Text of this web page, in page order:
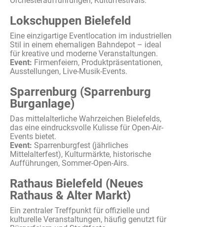
Lokschuppen Bielefeld
Eine einzigartige Eventlocation im industriellen
Stil in einem ehemaligen Bahndepot – ideal
für kreative und moderne Veranstaltungen.
Event: Firmenfeiern, Produktpräsentationen,
Ausstellungen, Live-Musik-Events.
Sparrenburg (Sparrenburg
Burganlage)
Das mittelalterliche Wahrzeichen Bielefelds,
das eine eindrucksvolle Kulisse für Open-Air-
Events bietet.
Event: Sparrenburgfest (jährliches
Mittelalterfest), Kulturmärkte, historische
Aufführungen, Sommer-Open-Airs.
Rathaus Bielefeld (Neues
Rathaus & Alter Markt)
Ein zentraler Treffpunkt für offizielle und
kulturelle Veranstaltungen, häufig genutzt für